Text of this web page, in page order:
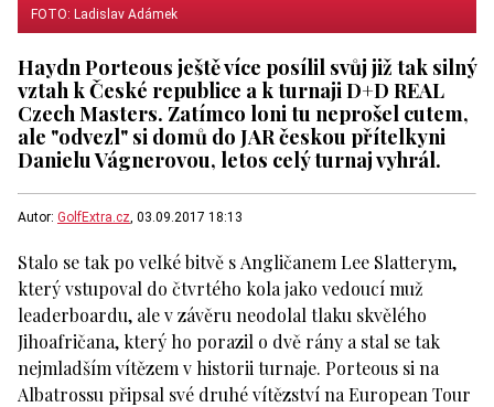
FOTO: Ladislav Adámek
Haydn Porteous ještě více posílil svůj již tak silný
vztah k České republice a k turnaji D+D REAL
Czech Masters. Zatímco loni tu neprošel cutem,
ale "odvezl" si domů do JAR českou přítelkyni
Danielu Vágnerovou, letos celý turnaj vyhrál.
Autor: GolfExtra.cz, 03.09.2017 18:13
Stalo se tak po velké bitvě s Angličanem Lee Slatterym,
který vstupoval do čtvrtého kola jako vedoucí muž
leaderboardu, ale v závěru neodolal tlaku skvělého
Jihoafričana, který ho porazil o dvě rány a stal se tak
nejmladším vítězem v historii turnaje. Porteous si na
Albatrossu připsal své druhé vítězství na European Tour